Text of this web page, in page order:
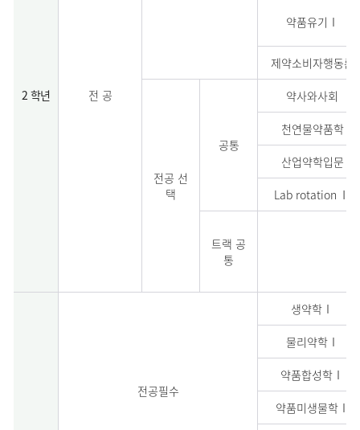
2 학년 전 공
약품유기Ⅰ
제약소비자행동론
전공 선
택
공통
약사와사회
천연물약품학
산업약학입문
Lab rotation Ⅱ
트랙 공
통
전공필수
생약학Ⅰ
물리약학Ⅰ
약품합성학Ⅰ
약품미생물학Ⅰ